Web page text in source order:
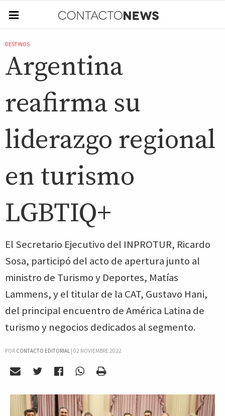
DESTINOS
Argentina
reafirma su
liderazgo regional
en turismo
LGBTIQ+
El Secretario Ejecutivo del INPROTUR, Ricardo
Sosa, participó del acto de apertura junto al
ministro de Turismo y Deportes, Matías
Lammens, y el titular de la CAT, Gustavo Hani,
del principal encuentro de América Latina de
turismo y negocios dedicados al segmento.
POR CONTACTO EDITORIAL| 02 NOVIEMBRE 2022